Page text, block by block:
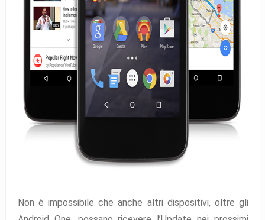
Non è impossibile che anche altri dispositivi, oltre gli